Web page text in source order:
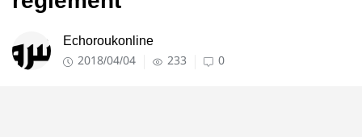
Echoroukonline
2018/04/04 233 0